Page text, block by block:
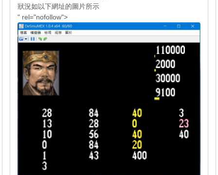
狀況如以下網址的圖片所示
" rel="nofollow">